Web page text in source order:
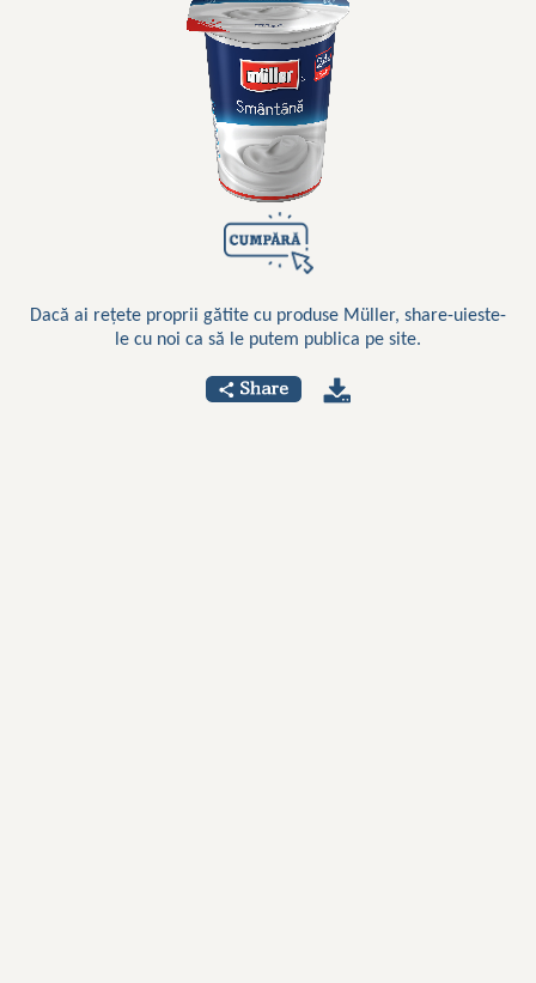
Dacă ai rețete proprii gătite cu produse Müller, share-uieste-
le cu noi ca să le putem publica pe site.